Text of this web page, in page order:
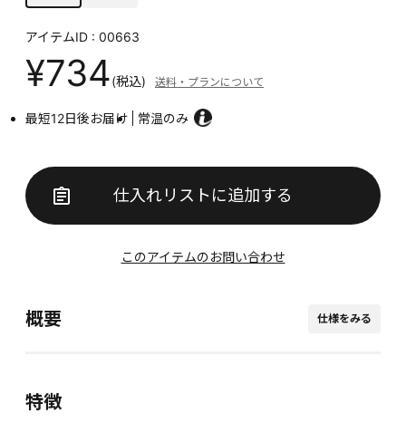
アイテムID : 00663
¥734(税込) 送料・プランについて
最短12日後お届け 常温のみ
仕入れリストに追加する
このアイテムのお問い合わせ
概要 仕様をみる
特徴